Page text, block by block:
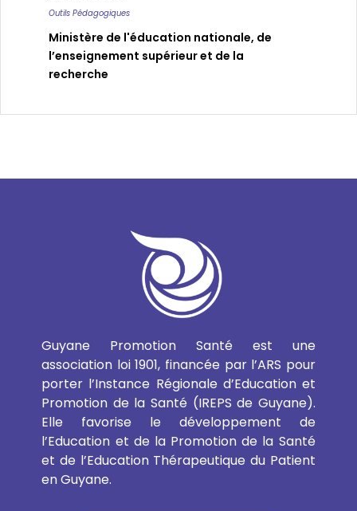
Outils Pédagogiques
Ministère de l'éducation nationale, de
l’enseignement supérieur et de la
recherche
Guyane Promotion Santé est une
association loi 1901, financée par l’ARS pour
porter l’Instance Régionale d’Education et
Promotion de la Santé (IREPS de Guyane).
Elle favorise le développement de
l’Education et de la Promotion de la Santé
et de l’Education Thérapeutique du Patient
en Guyane.